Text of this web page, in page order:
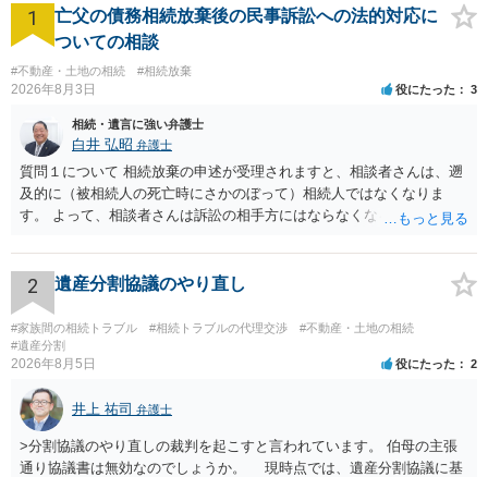
たいということであれば、義姉とお母様との間で賃貸借契約を締結し
て、毎月賃料を支払うという道もあるかもしれません。 なお、お母様
お母様の収入・資産で賄い、足りない部分について親族間で扶養の順
もあろうかと思いますので、お早めに個別に弁護士に相談をすること
をお勧めいたします。
1
亡父の債務相続放棄後の民事訴訟への法的対応に
ついての相談
#不動産・土地の相続 #相続放棄
2026年8月3日 役にたった 3
相続・遺言に強い弁護士
白井 弘昭 弁護士
質問１について 相続放棄の申述が受理されますと、相談者さんは、遡
及的に（被相続人の死亡時にさかのぼって）相続人ではなくなりま
す。 よって、相談者さんは訴訟の相手方にはならなくなるので（明け
理証明を家庭裁判所で取得し、コピーを答弁書に添えて裁判所に提出
してください。 質問２について 請求棄却を求める答弁書を提出すれ
ば、第１回期日は出席する必要がありません。その日は差支え（用事
があり出席できない）との記載で十分です。 質問３について 弁護士で
はないので、ｍｉｎｔｓでの提出の必要は無いと思います。郵送（期
限までに届けばよい）で十分です。 詳細は、書面記載の裁判所書記官
にお問い合わせください。 以上、ご参考まで。
2 遺産分割協議のやり直し
#家族間の相続トラブル #相続トラブルの代理交渉
#不動産・土地の相続
#遺産分割
2026年8月5日 役にたった 2
井上 祐司 弁護士
>分割協議のやり直しの裁判を起こすと言われています。 伯母の主張
通り協議書は無効なのでしょうか。 現時点では、遺産分割協議に基